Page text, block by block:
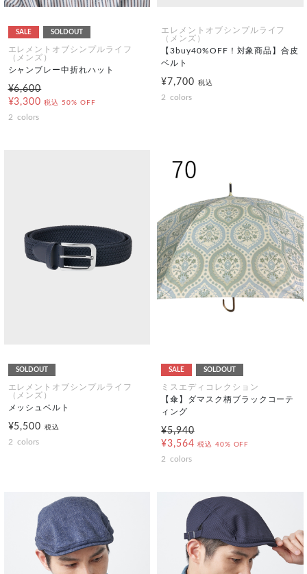
SALE SOLDOUT
エレメントオブシンプルライフ
（メンズ）
シャンブレー中折れハット
¥6,600
¥3,300 税込 50% OFF
2 colors
エレメントオブシンプルライフ
（メンズ）
【3buy40%OFF！対象商品】合皮
ベルト
¥7,700 税込
2 colors
SOLDOUT
エレメントオブシンプルライフ
（メンズ）
メッシュベルト
¥5,500税込
2 colors
SALE SOLDOUT
ミスエディコレクション
【傘】ダマスク柄ブラックコーテ
ィング
¥5,940
¥3,564 税込 40% OFF
2 colors